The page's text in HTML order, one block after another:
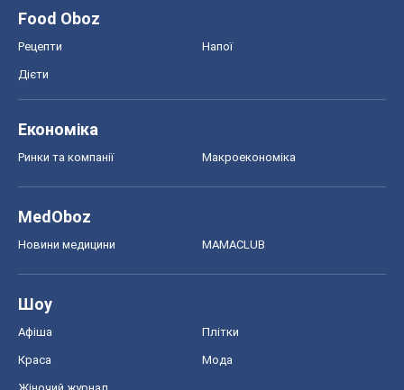
Food Oboz
Рецепти Напої
Дієти
Економіка
Ринки та компанії Макроекономіка
MedOboz
Новини медицини MAMACLUB
Шоу
Афіша Плітки
Краса Мода